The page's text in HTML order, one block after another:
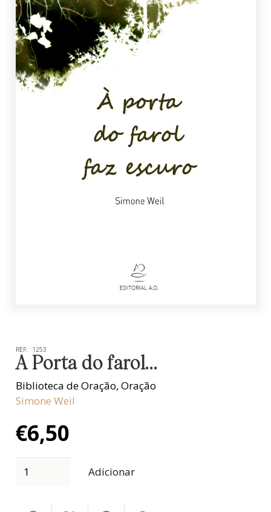
REF: 1253
A Porta do farol…
Biblioteca de Oração, Oração
Simone Weil
€6,50
Adicionar